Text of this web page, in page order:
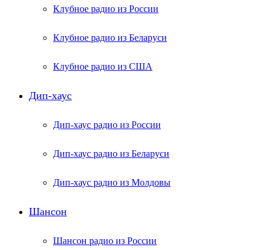
Клубное радио из России
Клубное радио из Беларуси
Клубное радио из США
Дип-хаус
Дип-хаус радио из России
Дип-хаус радио из Беларуси
Дип-хаус радио из Молдовы
Шансон
Шансон радио из России